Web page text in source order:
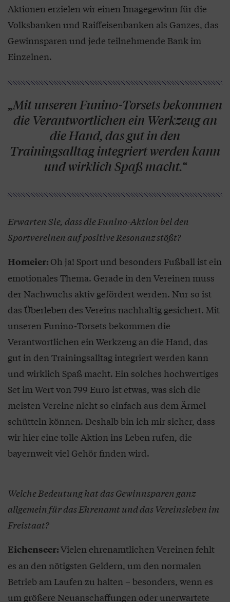
Aktionen erzielen wir einen Imagegewinn für die
Volksbanken und Raiffeisenbanken als Ganzes, das
Gewinnsparen und jede teilnehmende Bank im
Einzelnen.
„Mit unseren Funino-Torsets bekommen
die Verantwortlichen ein Werkzeug an
die Hand, das gut in den
Trainingsalltag integriert werden kann
und wirklich Spaß macht.“
Erwarten Sie, dass die Funino-Aktion bei den
Sportvereinen auf positive Resonanz stößt?
Homeier: Oh ja! Sport und besonders Fußball ist ein
emotionales Thema. Gerade in den Vereinen muss
der Nachwuchs aktiv gefördert werden. Nur so ist
das Überleben des Vereins nachhaltig gesichert. Mit
unseren Funino-Torsets bekommen die
Verantwortlichen ein Werkzeug an die Hand, das
gut in den Trainingsalltag integriert werden kann
und wirklich Spaß macht. Ein solches hochwertiges
Set im Wert von 799 Euro ist etwas, was sich die
meisten Vereine nicht so einfach aus dem Ärmel
schütteln können. Deshalb bin ich mir sicher, dass
wir hier eine tolle Aktion ins Leben rufen, die
bayernweit viel Gehör finden wird.
Welche Bedeutung hat das Gewinnsparen ganz
allgemein für das Ehrenamt und das Vereinsleben im
Freistaat?
Eichenseer:Vielen ehrenamtlichen Vereinen fehlt
es an den nötigsten Geldern, um den normalen
Betrieb am Laufen zu halten – besonders, wenn es
um größere Neuanschaffungen oder unerwartete